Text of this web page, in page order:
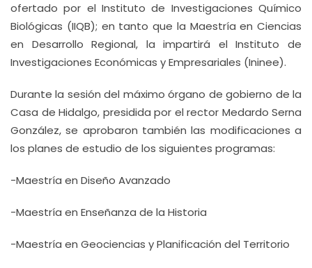
ofertado por el Instituto de Investigaciones Químico
Biológicas (IIQB); en tanto que la Maestría en Ciencias
en Desarrollo Regional, la impartirá el Instituto de
Investigaciones Económicas y Empresariales (Ininee).
Durante la sesión del máximo órgano de gobierno de la
Casa de Hidalgo, presidida por el rector Medardo Serna
González, se aprobaron también las modificaciones a
los planes de estudio de los siguientes programas:
-Maestría en Diseño Avanzado
-Maestría en Enseñanza de la Historia
-Maestría en Geociencias y Planificación del Territorio